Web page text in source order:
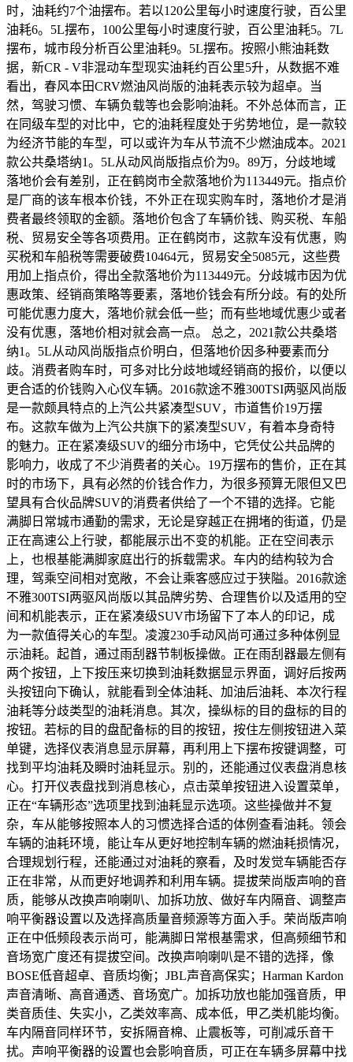
时，油耗约7个油摆布。若以120公里每小时速度行驶，百公里
油耗6。5L摆布，100公里每小时速度行驶，百公里油耗5。7L
摆布，城市段分析百公里油耗9。5L摆布。按照小熊油耗数
据，新CR - V非混动车型现实油耗约百公里5升，从数据不难
看出，春风本田CRV燃油风尚版的油耗表示较为超卓。当
然，驾驶习惯、车辆负载等也会影响油耗。不外总体而言，正
在同级车型的对比中，它的油耗程度处于劣势地位，是一款较
为经济节能的车型，可以或许为车从节流不少燃油成本。2021
款公共桑塔纳1。5L从动风尚版指点价为9。89万，分歧地域
落地价会有差别，正在鹤岗市全款落地价为113449元。指点价
是厂商的该车根本价钱，不外正在现实购车时，落地价才是消
费者最终领取的金额。落地价包含了车辆价钱、购买税、车船
税、贸易安全等各项费用。正在鹤岗市，这款车没有优惠，购
买税和车船税等需要破费10464元，贸易安全5085元，这些费
用加上指点价，得出全款落地价为113449元。分歧城市因为优
惠政策、经销商策略等要素，落地价钱会有所分歧。有的处所
可能优惠力度大，落地价就会低一些；而有些地域优惠少或者
没有优惠，落地价相对就会高一点。 总之，2021款公共桑塔
纳1。5L从动风尚版指点价明白，但落地价因多种要素而分
歧。消费者购车时，可多对比分歧地域经销商的报价，以便以
更合适的价钱购入心仪车辆。2016款途不雅300TSI两驱风尚版
是一款颇具特点的上汽公共紧凑型SUV，市道售价19万摆
布。这款车做为上汽公共旗下的紧凑型SUV，有着本身奇特
的魅力。正在紧凑级SUV的细分市场中，它凭仗公共品牌的
影响力，收成了不少消费者的关心。19万摆布的售价，正在其
时的市场下，具有必然的价钱合作力，为很多预算无限但又巴
望具有合伙品牌SUV的消费者供给了一个不错的选择。它能
满脚日常城市通勤的需求，无论是穿越正在拥堵的街道，仍是
正在高速公上行驶，都能展示出不变的机能。正在空间表示
上，也根基能满脚家庭出行的拆载需求。车内的结构较为合
理，驾乘空间相对宽敞，不会让乘客感应过于狭隘。2016款途
不雅300TSI两驱风尚版以其品牌劣势、合理售价以及适用的空
间和机能表示，正在紧凑级SUV市场留下了本人的印记，成
为一款值得关心的车型。凌渡230手动风尚可通过多种体例显
示油耗。起首，通过雨刮器节制板操做。正在雨刮器最左侧有
两个按钮，上下按压来切换到油耗数据显示界面，调好后按两
头按钮向下确认，就能看到全体油耗、加油后油耗、本次行程
油耗等分歧类型的油耗消息。其次，操纵标的目的盘标的目的
按钮。若标的目的盘配备标的目的按钮，按住左侧按钮进入菜
单键，选择仪表消息显示屏幕，再利用上下摆布按键调整，可
找到平均油耗及瞬时油耗显示。别的，还能通过仪表盘消息核
心。打开仪表盘找到消息核心，点击菜单按钮进入设置菜单，
正在“车辆形态”选项里找到油耗显示选项。这些操做并不复
杂，车从能够按照本人的习惯选择合适的体例查看油耗。领会
车辆的油耗环境，能让车从更好地控制车辆的燃油耗损情况，
合理规划行程，还能通过对油耗的察看，及时发觉车辆能否存
正在非常，从而更好地调养和利用车辆。提拔荣尚版声响的音
质，能够从改换声响喇叭、加拆功放、做好车内隔音、调整声
响平衡器设置以及选择高质量音频源等方面入手。荣尚版声响
正在中低频段表示尚可，能满脚日常根基需求，但高频细节和
音场宽广度还有提拔空间。改换声响喇叭是不错的选择，像
BOSE低音超卓、音质均衡；JBL声音高保实；Harman Kardon
声音清晰、高音通透、音场宽广。加拆功放也能加强音质，甲
类音质佳、失实小，乙类效率高、成本低，甲乙类机能均衡。
车内隔音同样环节，安拆隔音棉、止震板等，可削减乐音干
扰。声响平衡器的设置也会影响音质，可正在车辆多屏幕中找